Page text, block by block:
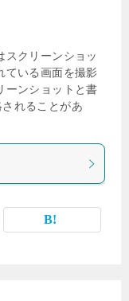
スクリーンショッ
ている画面を撮影
ーンショットと書
れることがあ